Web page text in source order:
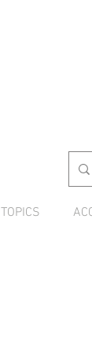
TOPICS